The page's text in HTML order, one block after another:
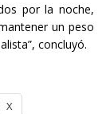
por la noche,
un peso
concluyó.
X